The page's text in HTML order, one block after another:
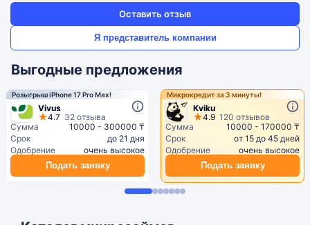
Оставить отзыв
Я представитель компании
Выгодные предложения
Розыгрыш iPhone 17 Pro Max!
Vivus
4.7 32 отзыва
Сумма
10000 - 300000 ₸
Срок
до 21 дня
Одобрение
очень высокое
Подать заявку
Микрокредит за 3 минуты!
Kviku
4.9 120 отзывов
Сумма
10000 - 170000 ₸
Срок
от 15 до 45 дней
Одобрение
очень высокое
Подать заявку